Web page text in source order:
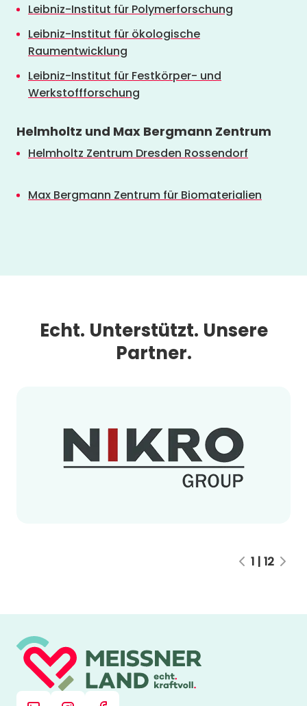
Leibniz-Institut für Polymerforschung
Leibniz-Institut für ökologische
Raumentwicklung
Leibniz-Institut für Festkörper- und
Werkstoffforschung
Helmholtz und Max Bergmann Zentrum
Helmholtz Zentrum Dresden Rossendorf
Max Bergmann Zentrum für Biomaterialien
Echt. Unterstützt. Unsere
Partner.
1 | 12